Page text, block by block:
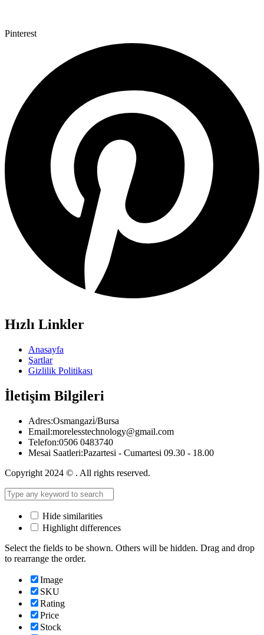
Pinterest
Hızlı Linkler
Anasayfa
Şartlar
Gizlilik Politikası
İletişim Bilgileri
Adres:Osmangazi̇/Bursa
Email:morelesstechnology@gmail.com
Telefon:0506 0483740
Mesai Saatleri:Pazartesi - Cumartesi 09.30 - 18.00
Copyright 2024 © . All rights reserved.
Hide similarities
Highlight differences
Select the fields to be shown. Others will be hidden. Drag and drop
to rearrange the order.
Image
SKU
Rating
Price
Stock